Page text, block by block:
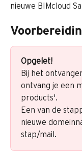
nieuwe BIMcloud
Opgelet!
Bij het
ontvang je een
products'.
Een van de
nieuwe
stap/mail.